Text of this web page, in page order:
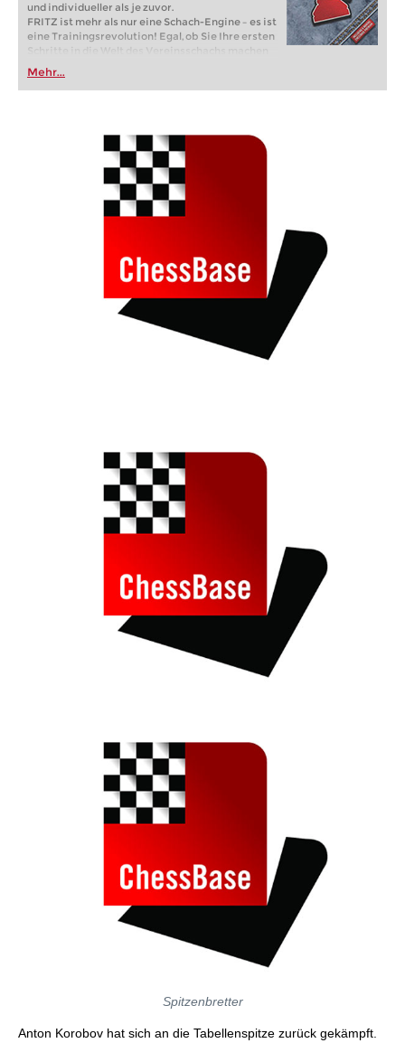
und individueller als je zuvor.
FRITZ ist mehr als nur eine Schach-Engine – es ist
eine Trainingsrevolution! Egal, ob Sie Ihre ersten
Schritte in die Welt des Vereinsschachs machen
oder bereits auf Turnierniveau spielen: Mit
FRITZ trainieren Sie effizienter, intelligenter und
individueller als je zuvor.
Mehr...
Spitzenbretter
Anton Korobov hat sich an die Tabellenspitze zurück gekämpft.